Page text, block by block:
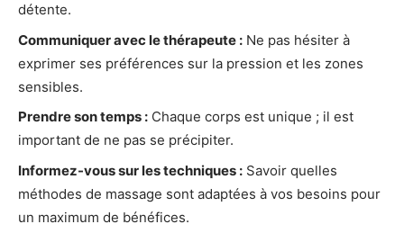
détente.
Communiquer avec le thérapeute : Ne pas hésiter à
exprimer ses préférences sur la pression et les zones
sensibles.
Prendre son temps : Chaque corps est unique ; il est
important de ne pas se précipiter.
Informez-vous sur les techniques : Savoir quelles
méthodes de massage sont adaptées à vos besoins pour
un maximum de bénéfices.